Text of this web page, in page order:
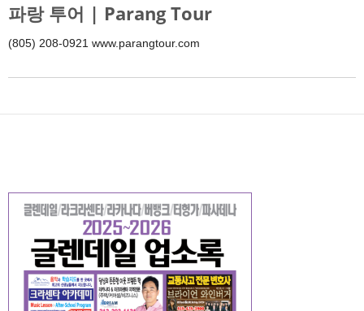
파랑 투어 | Parang Tour
(805) 208-0921 www.parangtour.com